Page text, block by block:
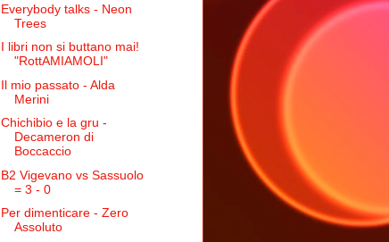
Everybody talks - Neon
Trees
I libri non si buttano mai!
"RottAMIAMOLI"
Il mio passato - Alda
Merini
Chichibio e la gru -
Decameron di
Boccaccio
B2 Vigevano vs Sassuolo
= 3 - 0
Per dimenticare - Zero
Assoluto